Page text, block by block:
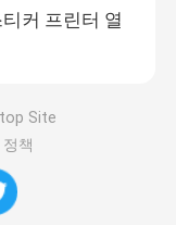
커 프린터 열
Site
책